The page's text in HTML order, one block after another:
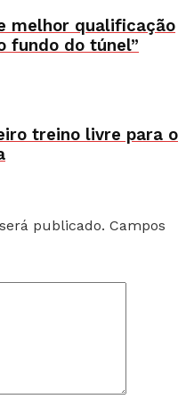
melhor qualificação
fundo do túnel”
treino livre para o
publicado. Campos